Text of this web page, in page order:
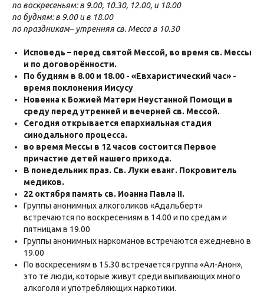
по воскресеньям: в 9.00, 10.30, 12.00, и 18.00
по будням: в 9.00 и в 18.00
по праздникам– утренняя св. Месса в 10.30
Исповедь – перед святой Мессой, во время св. Мессы
и по договорённости.
По будням в 8.00 и 18.00 - «Евхаристический час» -
время поклонения Иисусу
Новенна к Божией Матери Неустанной Помощи в
среду перед утренней и вечерней св. Мессой.
Сегодня открывается епархиальная стадия
синодального процесса.
во время Мессы в 12 часов состоится Первое
причастие детей нашего прихода.
В понедельник праз. Св. Луки еванг. Покровитель
медиков.
22 октября память св. Иоанна Павла II.
Группы анонимных алкоголиков «Адальберт»
встречаются по воскресениям в 14.00 и по средам и
пятницам в 19.00
Группы анонимных наркоманов встречаются ежедневно в
19.00
По воскресениям в 15.30 встречается группа «Ал-Анон»,
это те люди, которые живут среди выпивающих много
алкоголя и употребляющих наркотики.